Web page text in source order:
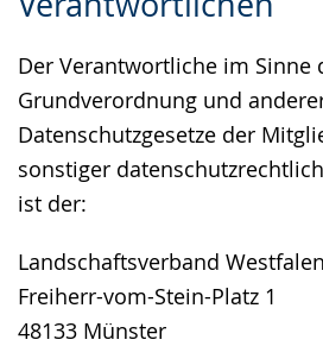
Der Verantwortliche im Sinne
Grundverordnung und
Datenschutzgesetze der
sonstiger
ist der:
Landschaftsverband
Freiherr-vom-Stein-Platz 1
48133 Münster
Sprache
Unterstützung.
in
Gebärdensprache
wird
angezeigt.